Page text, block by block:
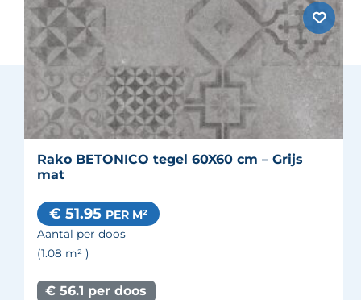
Rako BETONICO tegel 60X60 cm – Grijs
mat
€ 51.95 PER M²
Aantal per doos
(1.08 m² )
€ 56.1 per doos